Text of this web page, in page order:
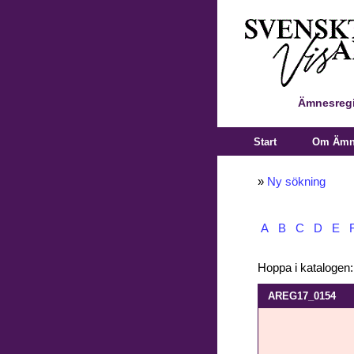
Start Om
» Ny sökning
A B C D E
Hoppa i
AREG17_0154